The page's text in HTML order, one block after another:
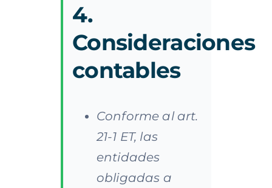
4.
Consideraciones
contables
Conforme al art.
21-1 ET, las
entidades
obligadas a